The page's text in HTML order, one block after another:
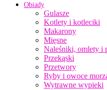
Obiady
Gulasze
Kotlety i kotleciki
Makarony
Mięsne
Naleśniki, omlety i
Przekąski
Przetwory
Ryby i owoce
Wytrawne wypieki